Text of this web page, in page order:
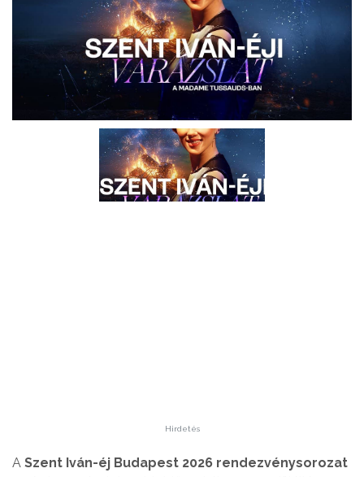
Hirdetés
A Szent Iván-éj Budapest 2026 rendezvénysorozat